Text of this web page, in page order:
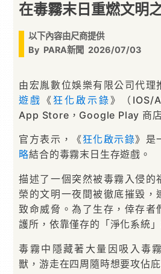
在毒霧末日重燃文明
以下內容由尺商提供
By PARA新聞 2026/07/03
由宏胤數位娛樂有限公司代理
遊戲 《 狂化啟示錄》（IOS/
App Store，Google Play 商
官方表示，《狂化啟示錄》是
略結合的毒霧末日生存遊戲。
描述了一個突然被毒霧入侵的
榮的文明一夜間被徹底摧毀，
致命威脅。為了生存，倖存者
護所，依靠僅存的「淨化系統
毒霧中隱藏著大量因吸入毒
獸，游走在四周隨時想要攻佔